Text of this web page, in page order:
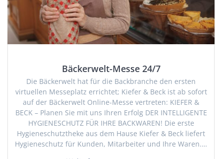
Bäckerwelt-Messe 24/7
Die Bäckerwelt hat für die Backbranche den ersten
virtuellen Messeplatz errichtet; Kiefer & Beck ist ab sofort
auf der Bäckerwelt Online-Messe vertreten: KIEFER &
BECK – Planen Sie mit uns Ihren Erfolg DER INTELLIGENTE
HYGIENESCHUTZ FÜR IHRE BACKWAREN! Die erste
Hygieneschutztheke aus dem Hause Kiefer & Beck liefert
Hygieneschutz für Kunden, Mitarbeiter und Ihre Waren.…